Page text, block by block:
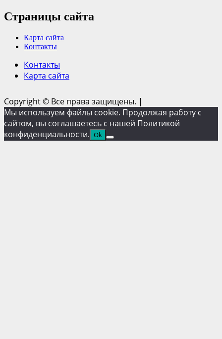
Страницы сайта
Карта сайта
Контакты
Контакты
Карта сайта
Copyright © Все права защищены. |
Мы используем файлы cookie. Продолжая работу с
сайтом, вы соглашаетесь с нашей Политикой
конфиденциальности. Ok